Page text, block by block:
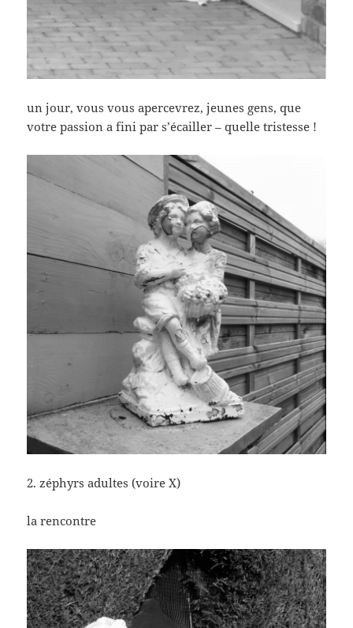
un jour, vous vous apercevrez, jeunes gens, que
votre passion a fini par s’écailler – quelle tristesse !
2. zéphyrs adultes (voire X)
la rencontre